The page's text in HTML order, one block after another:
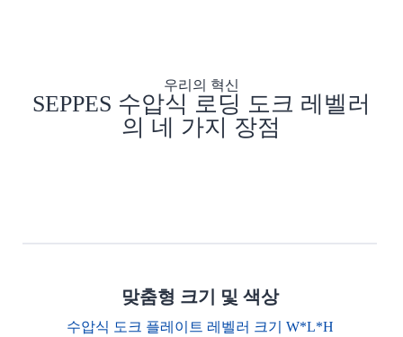
우리의 혁신
SEPPES 수압식 로딩 도크 레벨러
의 네 가지 장점
맞춤형 크기 및 색상
수압식 도크 플레이트 레벨러 크기 W*L*H